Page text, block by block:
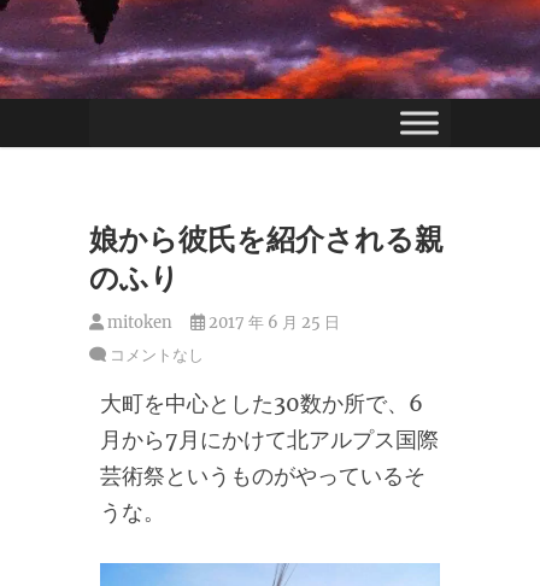
娘から彼氏を紹介される親
のふり
mitoken
2017 年 6 月 25 日
コメントなし
大町を中心とした30数か所で、6
月から7月にかけて北アルプス国際
芸術祭というものがやっているそ
うな。